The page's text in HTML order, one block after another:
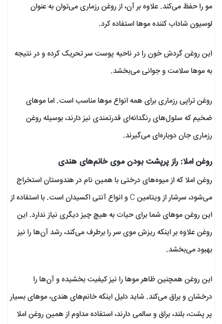
مو را حفظ می‌کند. علاوه بر آن‌، از روغن رزماری می‌توان به عنوان
لوسیون شاداب کننده موها استفاده کرد.
این روغن گردش خون را در ناحیه پوست سر تحریک کرده و در نتیجه
به موها سلامت و جوانی می‌بخشد.
روغن تراپی رزماری برای همه انواع موها مناسب است. اما موهای
ضخیم که سلول‌های رنگدانه‌ای قدرتمندی نیز دارند، بوسیله روغن
رزماری جان دوباره‌ای می‌گیرند.
روغن املا: راز پرپشت بودن موی خانم‌های هندی
روغن املا که از میوه‌های درختی با همین نام در هندوستان استخراج
می‌شود، سرشار از ویتامین C و انواع آنتی اکسیدان است. با استفاده از
این روغن موهای شما برای حیات به هیچ چیز دیگری نیاز ندارد. این
روغن علاوه بر اینکه ریزش موی سر را برطرف می‌کند، رشد آن‌ها را نیز
بهبود می‌بخشد.
این روغن همچنین ظاهر موها را نیز کیفیت بخشیده و آن‌ها را
درخشان و براق می‌کند. شاید دلیل اینکه خانم‌های هندی، موهای بسیار
پر پشت، بلند، براق و سالمی دارند، استفاده مداوم از همین روغن املا